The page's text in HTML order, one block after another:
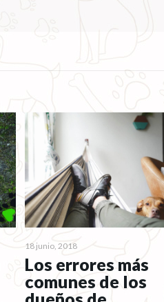
18 junio, 2018
Los errores más
comunes de los